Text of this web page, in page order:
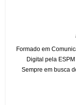
Formado em
Digital pela
Sempre em busca